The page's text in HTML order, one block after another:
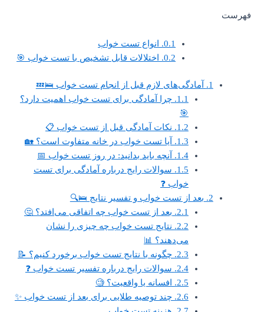
فهرست
0.1.
انواع تست خواب
0.2.
اختلالات قابل تشخیص با تست خواب 🎯
1.
آمادگی‌های لازم قبل از انجام تست خواب 🛌💤
1.1.
چرا آمادگی برای تست خواب اهمیت دارد؟
1.2.
نکات آمادگی قبل از تست خواب 📋
1.3.
آیا تست خواب در خانه متفاوت است؟ 🏡
1.4.
آنچه باید بدانید: در روز تست خواب 📅
1.5.
سوالات رایج درباره آمادگی برای تست
خواب ❓
2.
بعد از تست خواب و تفسیر نتایج 🛌🔍
2.1.
بعد از تست خواب چه اتفاقی می‌افتد؟ 🤔
2.2.
نتایج تست خواب چه چیزی را نشان
می‌دهند؟ 📊
2.3.
چگونه با نتایج تست خواب برخورد کنیم؟ 📝
2.4.
سوالات رایج درباره تفسیر تست خواب ❓
2.5.
افسانه یا واقعیت؟ 🧐
2.6.
چند توصیه طلایی برای بعد از تست خواب ✨